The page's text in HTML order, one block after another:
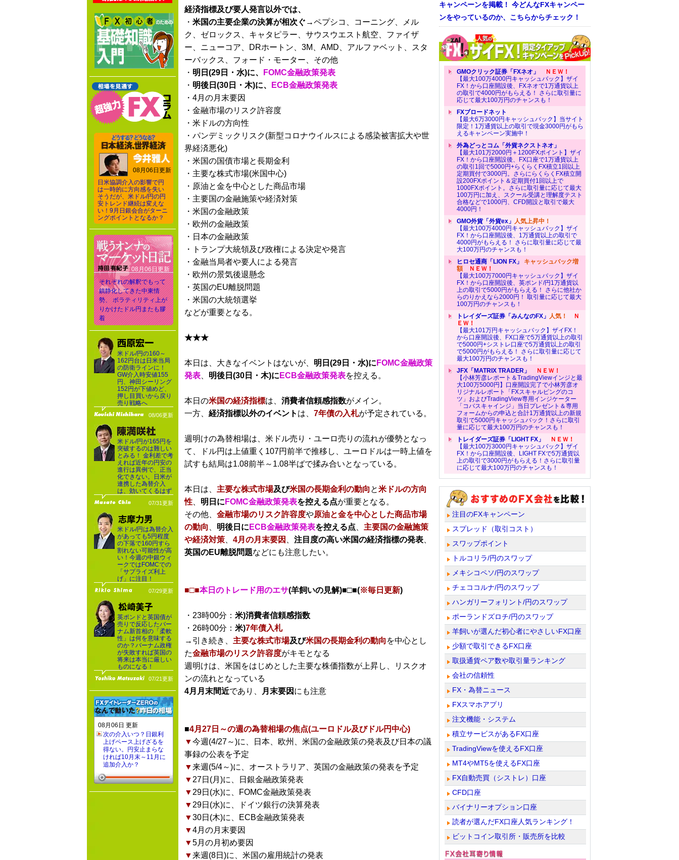
経済指標及び要人発言以外では、
・ 米国の主要企業の決算が相次ぐ→ペプシコ、コーニング、メル
ク、ゼロックス、キャタピラー、サウスウエスト航空、ファイザ
ー、ニューコア、DRホートン、3M、AMD、アルファベット、スタ
ーバックス、フォード・モーター、その他
・ 明日(29日・水)に、
FOMC金融政策発表
・ 明後日(30日・木)に、
ECB金融政策発表
・4月の月末要因
・金融市場のリスク許容度
・米ドルの方向性
・パンデミックリスク(新型コロナウイルスによる感染被害拡大や世
界経済悪化)
・米国の国債市場と長期金利
・主要な株式市場(米国中心)
・原油と金を中心とした商品市場
・主要国の金融施策や経済対策
・米国の金融政策
・欧州の金融政策
・日本の金融政策
・トランプ大統領及び政権による決定や発言
・金融当局者や要人による発言
・欧州の景気後退懸念
・英国のEU離脱問題
・米国の大統領選挙
などが重要となる。
★★★
本日は、大きなイベントはないが、 明日(29日・水)に FOMC金融政策
発表
明後日(30日・木)に ECB金融政策発表を控える。
本日の米国の経済指標は、 消費者信頼感指数がメイン。
一方、 経済指標以外のイベント は、 7年債の入札が予定されている。
週明けの為替相場は、米ドル売り・ユーロ売りの流れが優勢となっ
て、ドル円は上値重く107円前半で推移し、ユーロドルは一時上値を
試すも結局は1.08前半～1.08半ばで揉み合いとなっている。
本日は、 主要な株式市場及び米国の長期金利の動向 と米ドルの方向
性
明日に FOMC金融政策発表を控える点が重要となる。
その他、 金融市場のリスク許容度や原油と金を中心とした商品市場
の動向
明後日に ECB金融政策発表を控える点
主要国の金融施策
や経済対策
4月の月末要因 注目度の高い米国の経済指標の発表
英国のEU離脱問題などにも注意したい。
■□■本日のトレード用のエサ(羊飼いの見解)■□■(※毎日更新)
・23時00分： 米)消費者信頼感指数
・26時00分： 米)7年債入札
→引き続き、 主要な株式市場及び米国の長期金利の動向 を中心とし
た金融市場のリスク許容度がキモとなる
週明けは、米国をはじめとした主要な株価指数が上昇し、リスクオ
ンの流れとなっている
4月月末間近であり、 月末要因 にも注意
■4月27日～の週の為替相場の焦点(ユーロドル及びドル円中心)
▼今週(4/27～)に、日本、欧州、米国の金融政策の発表及び日本の議
事録の公表を予定
▼来週(5/4～)に、オーストラリア、英国の金融政策の発表を予定
▼ 27日(月)に、日銀金融政策発表
▼ 29日(水)に、FOMC金融政策発表
▼ 29日(水)に、ドイツ銀行の決算発表
▼30日(木)に、ECB金融政策発表
▼4月の月末要因
▼5月の月初め要因
▼来週(8日)に、米国の雇用統計の発表
キャンペーンを掲載！ 今どんなFXキャンペー
ンをやっているのか、こちらからチェック！
GMOクリック証券「FXネオ」
ＮＥＷ！
【最大100万4000円キャッシュバック】ザイ
FX！から口座開設後、FXネオで1万通貨以上
の取引で4000円がもらえる！ さらに取引量に
応じて最大100万円のチャンスも！
FXブロードネット
【最大6万3000円キャッシュバック】当サイト
限定！1万通貨以上の取引で現金3000円がもら
えるキャンペーン実施中！
外為どっとコム「外貨ネクストネオ」
【最大101万2000円＋1200FXポイント】ザイ
FX！から口座開設後、FX口座で1万通貨以上
の取引1回で5000円+らくらくFX積立1回以上
定期買付で3000円。さらにらくらくFX積立開
設200FXポイント＆定期買付1回以上で
1000FXポイント。さらに取引量に応じて最大
100万円に加え、スクール受講と理解度テスト
合格などで1000円、CFD開設と取引で最大
4000円！
GMO外貨「外貨ex」 人気上昇中！
【最大100万4000円キャッシュバック】ザイ
FX！から口座開設後、1万通貨以上の取引で
4000円がもらえる！ さらに取引量に応じて最
大100万円のチャンスも！
ヒロセ通商「LION FX」 キャッシュバック増
額ＮＥＷ！
【最大100万7000円キャッシュバック】ザイ
FX！から口座開設後、英ポンド/円1万通貨以
上の取引で5000円がもらえる！ さらに他社か
らのりかえなら2000円！ 取引量に応じて最大
100万円のチャンスも！
トレイダーズ証券「みんなのFX」 人気！
Ｎ
ＥＷ！
【最大101万円キャッシュバック】ザイFX！
から口座開設後、FX口座で5万通貨以上の取引
で5000円+シストレ口座で5万通貨以上の取引
で5000円がもらえる！ さらに取引量に応じて
最大100万円のチャンスも！
JFX「MATRIX TRADER」
ＮＥＷ！
【小林芳彦レポート＆TradingViewインジと最
大100万5000円】口座開設完了で小林芳彦オ
リジナルレポート「FXスキャルピングのコ
ツ」およびTradingView専用インジケーター
「コバスキャインジ」当日プレゼント＆専用
フォームからの申込と合計1万通貨以上の新規
取引で5000円キャッシュバック！さらに取引
量に応じて最大100万円のチャンスも！
トレイダーズ証券「LIGHT FX」
ＮＥＷ！
【最大100万3000円キャッシュバック】ザイ
FX！から口座開設後、LIGHT FXで5万通貨以
上の取引で3000円がもらえる！さらに取引量
に応じて最大100万円のチャンスも！
注目のFXキャンペーン
スプレッド（取引コスト）
スワップポイント
トルコリラ/円のスワップ
メキシコペソ/円のスワップ
チェココルナ/円のスワップ
ハンガリーフォリント/円のスワップ
ポーランドズロチ/円のスワップ
羊飼いが選んだ初心者にやさしいFX口座
少額で取引できるFX口座
取扱通貨ペア数や取引量ランキング
会社の信頼性
FX・為替ニュース
FXスマホアプリ
注文機能・システム
積立サービスがあるFX口座
TradingViewを使えるFX口座
MT4やMT5を使えるFX口座
FX自動売買（シストレ）口座
CFD口座
バイナリーオプション口座
読者が選んだFX口座人気ランキング！
ビットコイン取引所・販売所を比較
08月06日更新
日米協調介入の影響で円
は一時的に方向感を失い
そうだが、米ドル/円の円
安トレンド継続は変えな
い！9月日銀会合がターニ
ングポイントとなるか？
08月06日更新
それぞれの解釈でもって
鎮静化してきた中東情
勢、 ボラティリティ上が
りかけたドル円またも膠
着
米ドル/円の160～
162円台は日米当局
の防衛ラインに！
GW介入時安値155
円、神田シーリング
152円が下値めど、
押し目買いから戻り
売り戦略へ
08/06更新
米ドル/円が165円を
突破するのは難しい
とみる！ 金利差で考
えれば近年の円安の
進行は異例で、正当
化できない。日米が
連携した為替介入
は、効いてくるはず
07/31更新
米ドル/円は為替介入
があっても5円程度
の下落で160円すら
割れない可能性が高
い！今週の中銀ウィ
ークではFOMCでの
「サプライズ利上
げ」に注目！
07/29更新
英ポンドと英国債が
売りで反応したバー
ナム新首相の「柔軟
性」は何を意味する
のか？バーナム政権
が失敗すれば英国の
将来は本当に厳しい
ものになる！
07/21更新
08月06日 更新
次の介入いつ？日銀利
上げペース上げざるを
得ない。円安止まらな
ければ10月末～11月に
追加介入か？